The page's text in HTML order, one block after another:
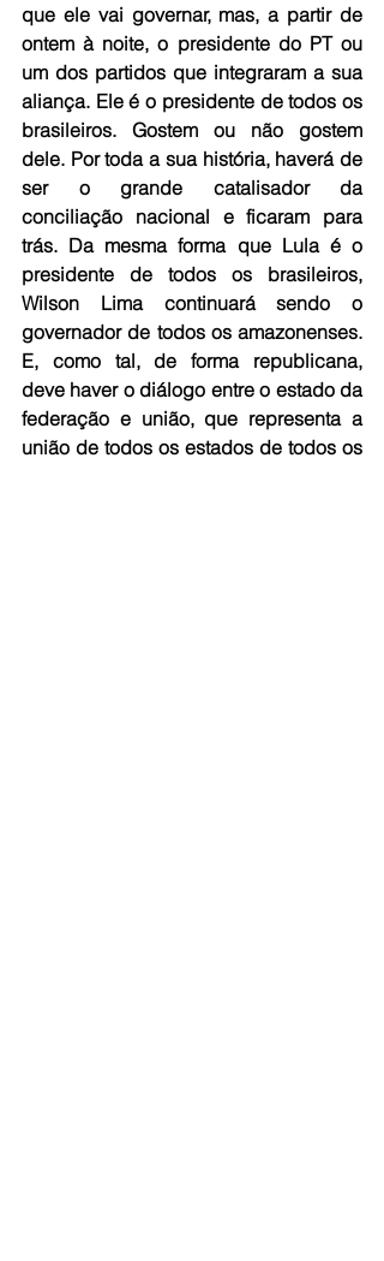
que ele vai governar, mas, a partir de
ontem à noite, o presidente do PT ou
um dos partidos que integraram a sua
aliança. Ele é o presidente de todos os
brasileiros. Gostem ou não gostem
dele. Por toda a sua história, haverá de
ser o grande catalisador da
conciliação nacional e ficaram para
trás. Da mesma forma que Lula é o
presidente de todos os brasileiros,
Wilson Lima continuará sendo o
governador de todos os amazonenses.
E, como tal, de forma republicana,
deve haver o diálogo entre o estado da
federação e união, que representa a
união de todos os estados de todos os